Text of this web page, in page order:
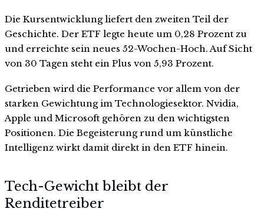
Die Kursentwicklung liefert den zweiten Teil der
Geschichte. Der ETF legte heute um 0,28 Prozent zu
und erreichte sein neues 52-Wochen-Hoch. Auf Sicht
von 30 Tagen steht ein Plus von 5,93 Prozent.
Getrieben wird die Performance vor allem von der
starken Gewichtung im Technologiesektor. Nvidia,
Apple und Microsoft gehören zu den wichtigsten
Positionen. Die Begeisterung rund um künstliche
Intelligenz wirkt damit direkt in den ETF hinein.
Tech-Gewicht bleibt der
Renditetreiber